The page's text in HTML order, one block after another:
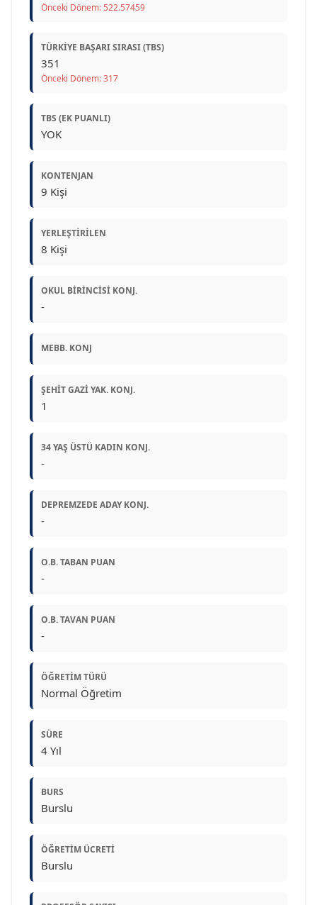
Önceki Dönem: 522.57459
TÜRKIYE BAŞARI SIRASI (TBS)
351
Önceki Dönem: 317
TBS (EK PUANLI)
YOK
KONTENJAN
9 Kişi
YERLEŞTIRILEN
8 Kişi
OKUL BIRINCISI KONJ.
-
MEBB. KONJ
ŞEHIT GAZI YAK. KONJ.
1
34 YAŞ ÜSTÜ KADIN KONJ.
-
DEPREMZEDE ADAY KONJ.
-
O.B. TABAN PUAN
-
O.B. TAVAN PUAN
-
ÖĞRETIM TÜRÜ
Normal Öğretim
SÜRE
4 Yıl
BURS
Burslu
ÖĞRETIM ÜCRETI
Burslu